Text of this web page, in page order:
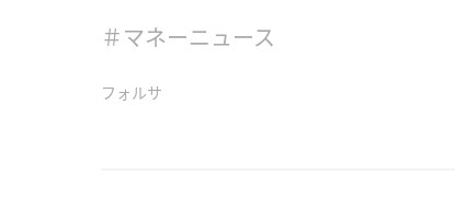
＃マネーニュース
フォルサ